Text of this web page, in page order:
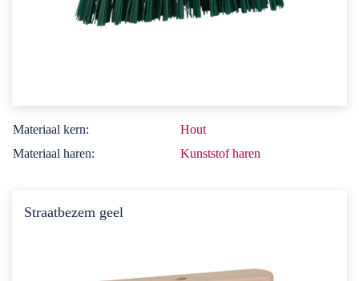
Materiaal kern:
Hout
Materiaal haren:
Kunststof haren
Straatbezem geel